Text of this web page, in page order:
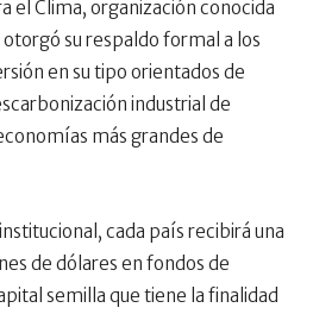
el Clima, organización conocida
su respaldo formal a los
en su tipo orientados de
industrial de
más grandes de
cada país recibirá una
de dólares en fondos de
semilla que tiene la finalidad